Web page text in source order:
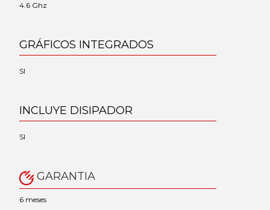
4.6 Ghz
GRÁFICOS INTEGRADOS
SI
INCLUYE DISIPADOR
SI
GARANTIA
6 meses